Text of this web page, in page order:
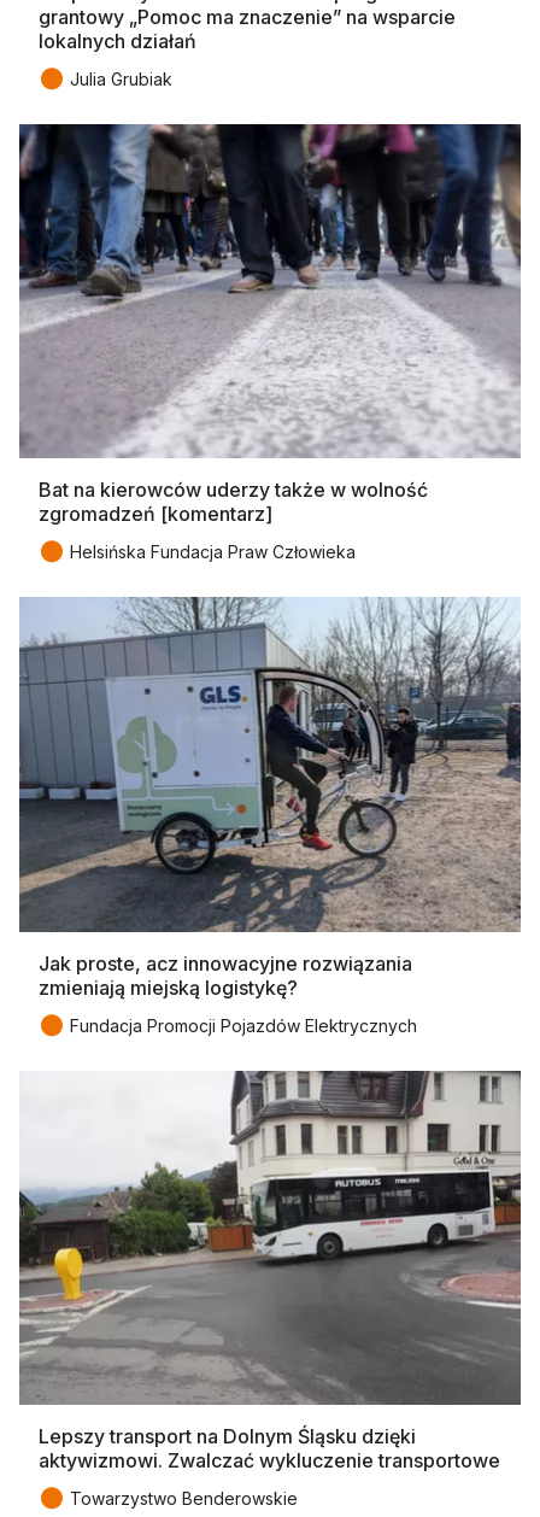
grantowy „Pomoc ma znaczenie” na wsparcie
lokalnych działań
● Julia Grubiak
Bat na kierowców uderzy także w wolność
zgromadzeń [komentarz]
● Helsińska Fundacja Praw Człowieka
Jak proste, acz innowacyjne rozwiązania
zmieniają miejską logistykę?
● Fundacja Promocji Pojazdów Elektrycznych
Lepszy transport na Dolnym Śląsku dzięki
aktywizmowi. Zwalczać wykluczenie transportowe
● Towarzystwo Benderowskie